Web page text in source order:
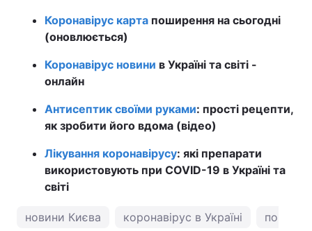
Коронавірус карта поширення на сьогодні
(оновлюється)
Коронавірус новини в Україні та світі -
онлайн
Антисептик своїми руками: прості рецепти,
як зробити його вдома (відео)
Лікування коронавірусу: які препарати
використовують при COVID-19 в Україні та
світі
новини Києва коронавірус в Україні погода